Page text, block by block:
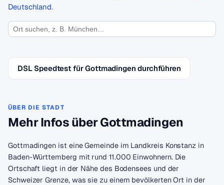
Deutschland.
DSL Speedtest für Gottmadingen durchführen
ÜBER DIE STADT
Mehr Infos über Gottmadingen
Gottmadingen ist eine Gemeinde im Landkreis Konstanz in
Baden-Württemberg mit rund 11.000 Einwohnern. Die
Ortschaft liegt in der Nähe des Bodensees und der
Schweizer Grenze, was sie zu einem bevölkerten Ort in der